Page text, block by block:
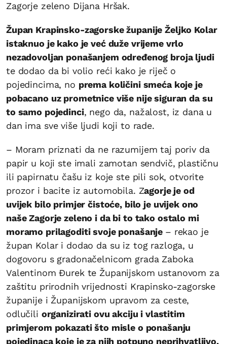
Zagorje zeleno Dijana Hršak.
Župan Krapinsko-zagorske županije Željko Kolar
istaknuo je kako je već duže vrijeme vrlo
nezadovoljan ponašanjem određenog broja ljudi
te dodao da bi volio reći kako je riječ o
pojedincima, no prema količini smeća koje je
pobacano uz prometnice više nije siguran da su
to samo pojedinci, nego da, nažalost, iz dana u
dan ima sve više ljudi koji to rade.
– Moram priznati da ne razumijem taj poriv da
papir u koji ste imali zamotan sendvič, plastičnu
ili papirnatu čašu iz koje ste pili sok, otvorite
prozor i bacite iz automobila. Zagorje je od
uvijek bilo primjer čistoće, bilo je uvijek ono
naše Zagorje zeleno i da bi to tako ostalo mi
moramo prilagoditi svoje ponašanje – rekao je
župan Kolar i dodao da su iz tog razloga, u
dogovoru s gradonačelnicom grada Zaboka
Valentinom Đurek te Županijskom ustanovom za
zaštitu prirodnih vrijednosti Krapinsko-zagorske
županije i Županijskom upravom za ceste,
odlučili organizirati ovu akciju i vlastitim
primjerom pokazati što misle o ponašanju
pojedinaca koje je za njih potpuno neprihvatljivo.